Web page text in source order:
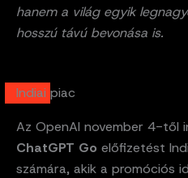
hanem a világ egyik
hosszú távú bevonása is.
Indiai piac
Az OpenAI november 4-től
ChatGPT Go előfizetést
számára, akik a promóciós